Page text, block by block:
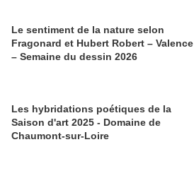
​​​​​​​Le sentiment de la nature selon
Fragonard et Hubert Robert – Valence
– Semaine du dessin 2026
Les hybridations poétiques de la
Saison d'art 2025 - Domaine de
Chaumont-sur-Loire